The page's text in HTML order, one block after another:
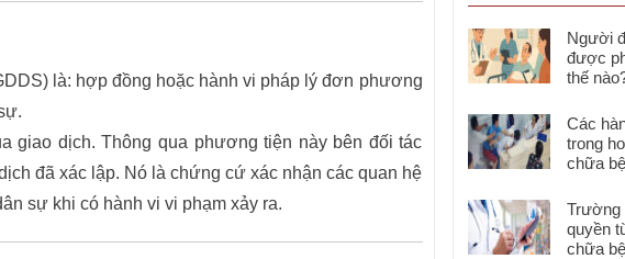
là: hợp đồng hoặc hành vi pháp lý đơn phương
giao dịch. Thông qua phương tiện này bên đối tác
đã xác lập. Nó là chứng cứ xác nhận các quan hệ
sự khi có hành vi vi phạm xảy ra.
Người
được
thế
Các
trong
chữa
Trường
quyền
chữa